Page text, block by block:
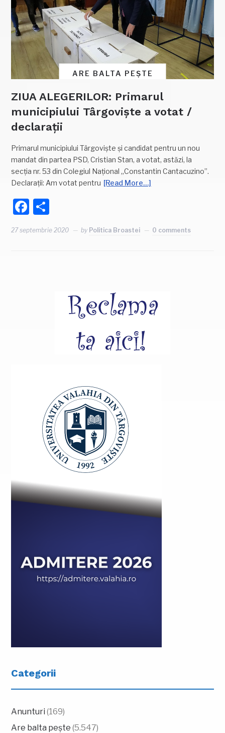
ARE BALTA PEȘTE
ZIUA ALEGERILOR: Primarul
municipiului Târgoviște a votat /
declarații
Primarul municipiului Târgoviște și candidat pentru un nou
mandat din partea PSD, Cristian Stan, a votat, astăzi, la
secția nr. 53 din Colegiul Național „Constantin Cantacuzino”.
Declarații: Am votat pentru [Read More…]
Facebook
27 septembrie 2020 by Politica Broastei 0 comments
Categorii
Anunturi (169)
Are balta pește (5.547)